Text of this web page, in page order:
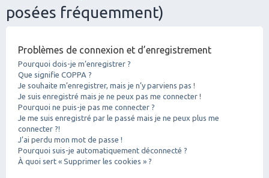
posées fréquemment)
Problèmes de connexion et d’enregistrement
Pourquoi dois-je m’enregistrer ?
Que signifie COPPA ?
Je souhaite m’enregistrer, mais je n’y parviens pas !
Je suis enregistré mais je ne peux pas me connecter !
Pourquoi ne puis-je pas me connecter ?
Je me suis enregistré par le passé mais je ne peux plus me
connecter ?!
J’ai perdu mon mot de passe !
Pourquoi suis-je automatiquement déconnecté ?
À quoi sert « Supprimer les cookies » ?